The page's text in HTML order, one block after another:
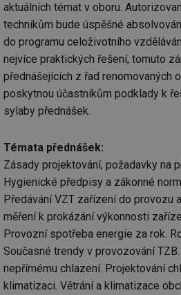
aktuálních témat v oboru.
technikům bude úspěšné
do programu celoživotního
nejvíce praktických řešení, tomuto
přednášejících z řad renomovaných
poskytnou účastníkům podklady k
sylaby přednášek.
Témata přednášek:
Zásady projektování, požadavky na
Hygienické předpisy a zákonné
Předávání VZT zařízení do provozu
měření k prokázání výkonnosti
Provozní spotřeba energie za rok.
Současné trendy v provozování
nepřímému chlazení. Projektování
klimatizaci. Větrání a klimatizace